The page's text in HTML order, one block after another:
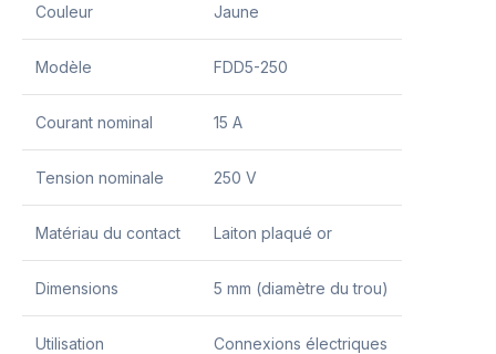
Couleur Jaune
Modèle FDD5-250
Courant nominal 15 A
Tension nominale 250 V
Matériau du contact Laiton plaqué or
Dimensions 5 mm (diamètre du trou)
Utilisation Connexions électriques